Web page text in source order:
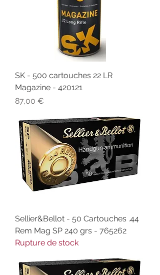
SK - 500 cartouches 22 LR
Magazine - 420121
Prix
87,00 €
Sellier&Bellot - 50 Cartouches .44
Rem Mag SP 240 grs - 765262
Rupture de stock